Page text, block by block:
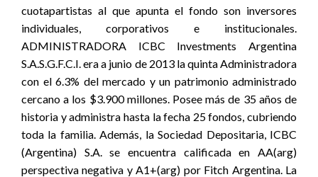
cuotapartistas al que apunta el fondo son inversores
individuales, corporativos e institucionales.
ADMINISTRADORA ICBC Investments Argentina
S.A.S.G.F.C.I. era a junio de 2013 la quinta Administradora
con el 6.3% del mercado y un patrimonio administrado
cercano a los $3.900 millones. Posee más de 35 años de
historia y administra hasta la fecha 25 fondos, cubriendo
toda la familia. Además, la Sociedad Depositaria, ICBC
(Argentina) S.A. se encuentra calificada en AA(arg)
perspectiva negativa y A1+(arg) por Fitch Argentina. La